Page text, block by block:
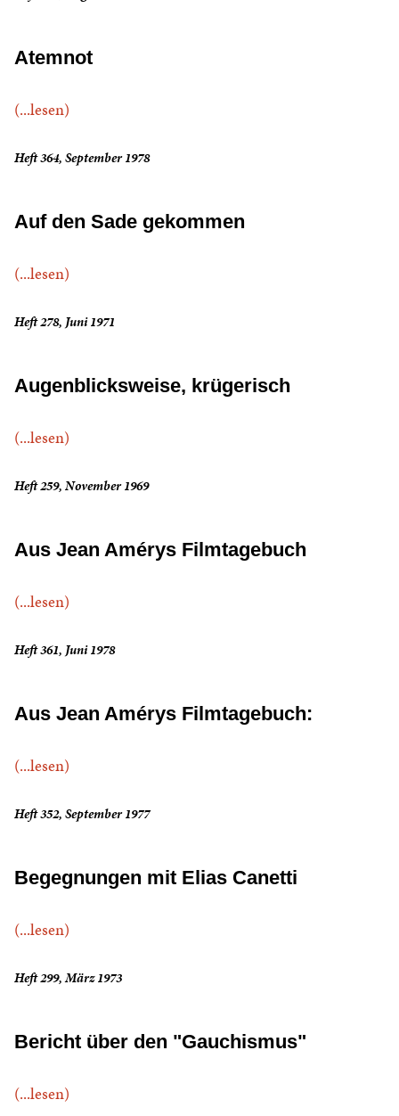
Atemnot
(...lesen)
Heft 364, September 1978
Auf den Sade gekommen
(...lesen)
Heft 278, Juni 1971
Augenblicksweise, krügerisch
(...lesen)
Heft 259, November 1969
Aus Jean Amérys Filmtagebuch
(...lesen)
Heft 361, Juni 1978
Aus Jean Amérys Filmtagebuch:
(...lesen)
Heft 352, September 1977
Begegnungen mit Elias Canetti
(...lesen)
Heft 299, März 1973
Bericht über den "Gauchismus"
(...lesen)